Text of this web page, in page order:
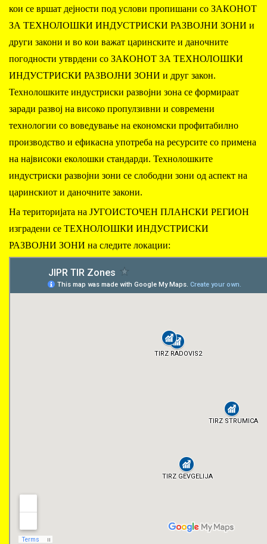
кои се вршат дејности под услови пропишани со ЗАКОНОТ
ЗА ТЕХНОЛОШКИ ИНДУСТРИСКИ РАЗВОЈНИ ЗОНИ и
други закони и во кои важат царинските и даночните
погодности утврдени со ЗАКОНОТ ЗА ТЕХНОЛОШКИ
ИНДУСТРИСКИ РАЗВОЈНИ ЗОНИ и друг закон.
Технолошките индустриски развојни зона се формираат
заради развој на високо пропулзивни и современи
технологии со воведување на економски профитабилно
производство и ефикасна употреба на ресурсите со примена
на највисоки еколошки стандарди. Технолошките
индустриски развојни зони се слободни зони од аспект на
царинскиот и даночните закони.
На територијата на ЈУГОИСТОЧЕН ПЛАНСКИ РЕГИОН
изградени се ТЕХНОЛОШКИ ИНДУСТРИСКИ
РАЗВОЈНИ ЗОНИ на следите локации: